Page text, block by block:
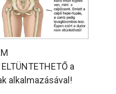
a
alkalmazásával!